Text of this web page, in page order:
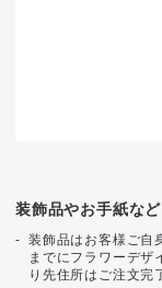
装飾品やお手紙な
装飾品はお客様ご自
までにフラワーデザ
り先住所はご注文完